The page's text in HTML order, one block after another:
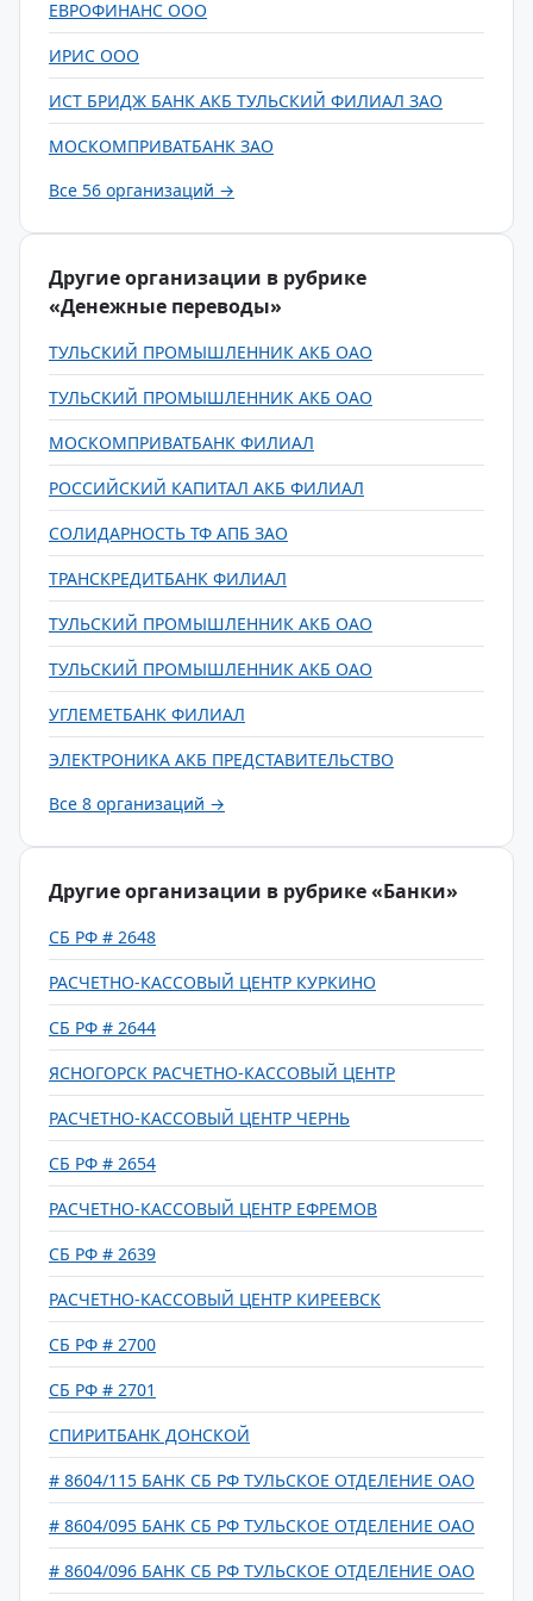
ЕВРОФИНАНС ООО
ИРИС ООО
ИСТ БРИДЖ БАНК АКБ ТУЛЬСКИЙ ФИЛИАЛ ЗАО
МОСКОМПРИВАТБАНК ЗАО
Все 56 организаций →
Другие организации в рубрике
«Денежные переводы»
ТУЛЬСКИЙ ПРОМЫШЛЕННИК АКБ ОАО
ТУЛЬСКИЙ ПРОМЫШЛЕННИК АКБ ОАО
МОСКОМПРИВАТБАНК ФИЛИАЛ
РОССИЙСКИЙ КАПИТАЛ АКБ ФИЛИАЛ
СОЛИДАРНОСТЬ ТФ АПБ ЗАО
ТРАНСКРЕДИТБАНК ФИЛИАЛ
ТУЛЬСКИЙ ПРОМЫШЛЕННИК АКБ ОАО
ТУЛЬСКИЙ ПРОМЫШЛЕННИК АКБ ОАО
УГЛЕМЕТБАНК ФИЛИАЛ
ЭЛЕКТРОНИКА АКБ ПРЕДСТАВИТЕЛЬСТВО
Все 8 организаций →
Другие организации в рубрике «Банки»
СБ РФ # 2648
РАСЧЕТНО-КАССОВЫЙ ЦЕНТР КУРКИНО
СБ РФ # 2644
ЯСНОГОРСК РАСЧЕТНО-КАССОВЫЙ ЦЕНТР
РАСЧЕТНО-КАССОВЫЙ ЦЕНТР ЧЕРНЬ
СБ РФ # 2654
РАСЧЕТНО-КАССОВЫЙ ЦЕНТР ЕФРЕМОВ
СБ РФ # 2639
РАСЧЕТНО-КАССОВЫЙ ЦЕНТР КИРЕЕВСК
СБ РФ # 2700
СБ РФ # 2701
СПИРИТБАНК ДОНСКОЙ
# 8604/115 БАНК СБ РФ ТУЛЬСКОЕ ОТДЕЛЕНИЕ ОАО
# 8604/095 БАНК СБ РФ ТУЛЬСКОЕ ОТДЕЛЕНИЕ ОАО
# 8604/096 БАНК СБ РФ ТУЛЬСКОЕ ОТДЕЛЕНИЕ ОАО